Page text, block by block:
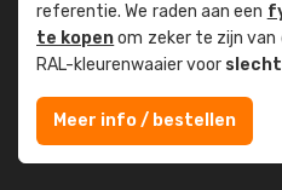
referentie. We raden aan een
te kopenom zeker te zijn van
RAL-kleuren­waaier voor
Meer info / bestellen